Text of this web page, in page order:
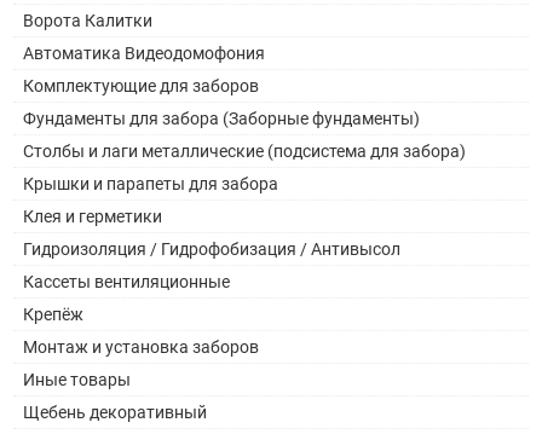
Ворота Калитки
Автоматика Видеодомофония
Комплектующие для заборов
Фундаменты для забора (Заборные фундаменты)
Столбы и лаги металлические (подсистема для забора)
Крышки и парапеты для забора
Клея и герметики
Гидроизоляция / Гидрофобизация / Антивысол
Кассеты вентиляционные
Крепёж
Монтаж и установка заборов
Иные товары
Щебень декоративный